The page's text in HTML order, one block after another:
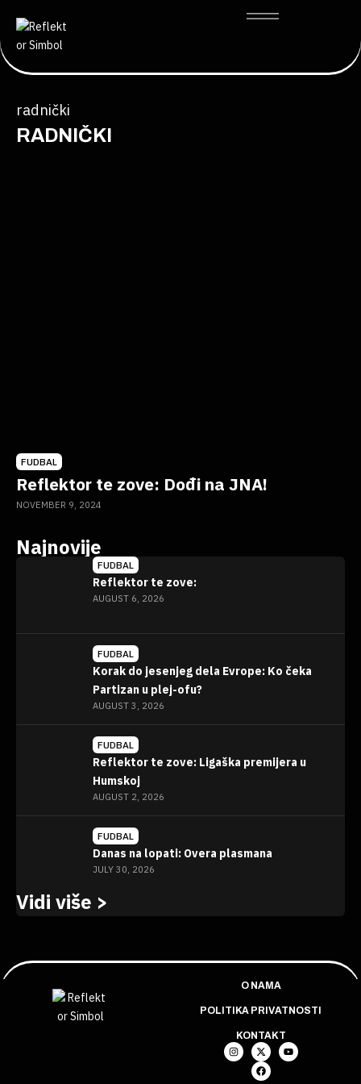
radnički
RADNIČKI
FUDBAL
Reflektor te zove: Dođi na JNA!
NOVEMBER 9, 2024
Najnovije
FUDBAL
Reflektor te zove:
AUGUST 6, 2026
FUDBAL
Korak do jesenjeg dela Evrope: Ko čeka
Partizan u plej-ofu?
AUGUST 3, 2026
FUDBAL
Reflektor te zove: Ligaška premijera u
Humskoj
AUGUST 2, 2026
FUDBAL
Danas na lopati: Overa plasmana
JULY 30, 2026
Vidi više >
O NAMA
POLITIKA PRIVATNOSTI
KONTAKT